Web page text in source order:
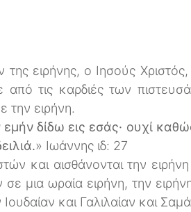
ειρήνης, ο Ιησούς
τις καρδιές των
την ειρήνη.
δίδω εις εσάς· ουχί
» Ιωάννης ιδ: 27
και αισθάνονται την
μια ωραία ειρήνη, την
και Γαλιλαίαν και